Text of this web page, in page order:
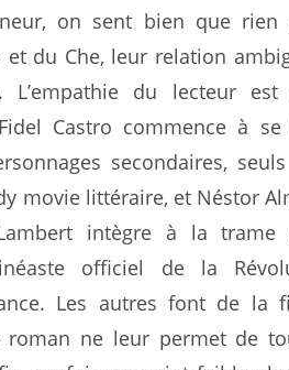
on sent bien que rien
du Che, leur relation
L’empathie du lecteur est
Castro commence à
secondaires,
movie littéraire, et Néstor
intègre à la
officiel de la
Les autres font de la
roman ne leur permet de